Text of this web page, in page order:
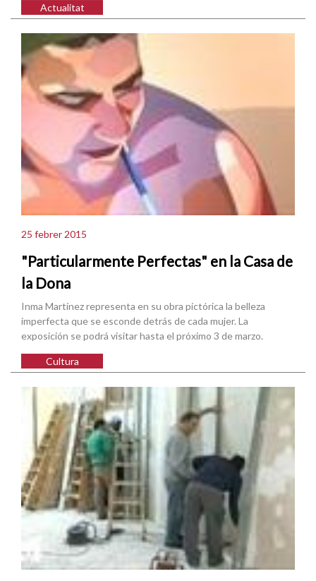
Actualitat
25 febrer 2015
"Particularmente Perfectas" en la Casa de
la Dona
Inma Martínez representa en su obra pictórica la belleza
imperfecta que se esconde detrás de cada mujer. La
exposición se podrá visitar hasta el próximo 3 de marzo.
Cultura